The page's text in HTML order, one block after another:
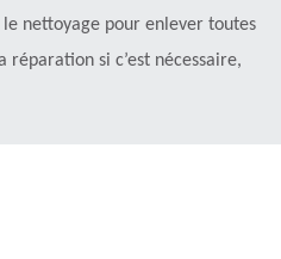
nettoyage pour enlever toutes
réparation si c’est nécessaire,